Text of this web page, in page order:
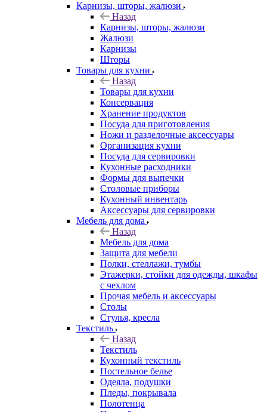
Карнизы, шторы, жалюзи
Назад
Карнизы, шторы, жалюзи
Жалюзи
Карнизы
Шторы
Товары для кухни
Назад
Товары для кухни
Консервация
Хранение продуктов
Посуда для приготовления
Ножи и разделочные аксессуары
Организация кухни
Посуда для сервировки
Кухонные расходники
Формы для выпечки
Столовые приборы
Кухонный инвентарь
Аксессуары для сервировки
Мебель для дома
Назад
Мебель для дома
Защита для мебели
Полки, стеллажи, тумбы
Этажерки, стойки для одежды, шкафы
с чехлом
Прочая мебель и аксессуары
Столы
Стулья, кресла
Текстиль
Назад
Текстиль
Кухонный текстиль
Постельное белье
Одеяла, подушки
Пледы, покрывала
Полотенца